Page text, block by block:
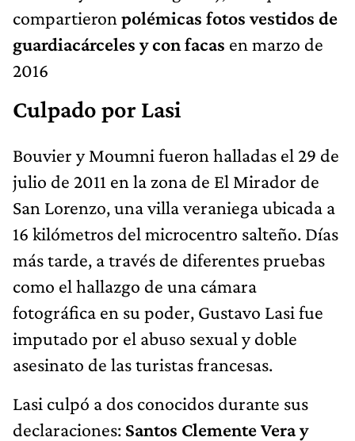
compartieron polémicas fotos vestidos de
guardiacárceles y con facas en marzo de
2016
Culpado por Lasi
Bouvier y Moumni fueron halladas el 29 de
julio de 2011 en la zona de El Mirador de
San Lorenzo, una villa veraniega ubicada a
16 kilómetros del microcentro salteño. Días
más tarde, a través de diferentes pruebas
como el hallazgo de una cámara
fotográfica en su poder, Gustavo Lasi fue
imputado por el abuso sexual y doble
asesinato de las turistas francesas.
Lasi culpó a dos conocidos durante sus
declaraciones: Santos Clemente Vera y